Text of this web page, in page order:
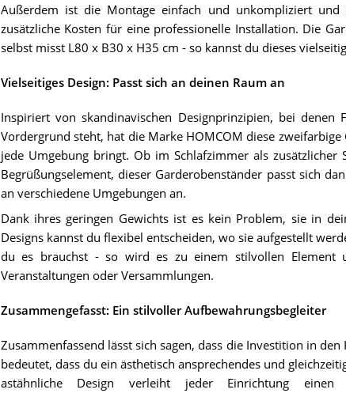
Außerdem ist die Montage einfach und unkompliziert
zusätzliche Kosten für eine professionelle Installation. Die
selbst misst L80 x B30 x H35 cm - so kannst du dieses
Vielseitiges Design: Passt sich an deinen Raum an
Inspiriert von skandinavischen Designprinzipien, bei
Vordergrund steht, hat die Marke HOMCOM diese
jede Umgebung bringt. Ob im Schlafzimmer als
Begrüßungselement, dieser Garderobenständer passt sich
an verschiedene Umgebungen an.
Dank ihres geringen Gewichts ist es kein Problem, sie in
Designs kannst du flexibel entscheiden, wo sie aufgestellt
du es brauchst - so wird es zu einem stilvollen Element
Veranstaltungen oder Versammlungen.
Zusammengefasst: Ein stilvoller Aufbewahrungsbegleiter
Zusammenfassend lässt sich sagen, dass die Investition in
bedeutet, dass du ein ästhetisch ansprechendes und
astähnliche Design verleiht jeder Einrichtung